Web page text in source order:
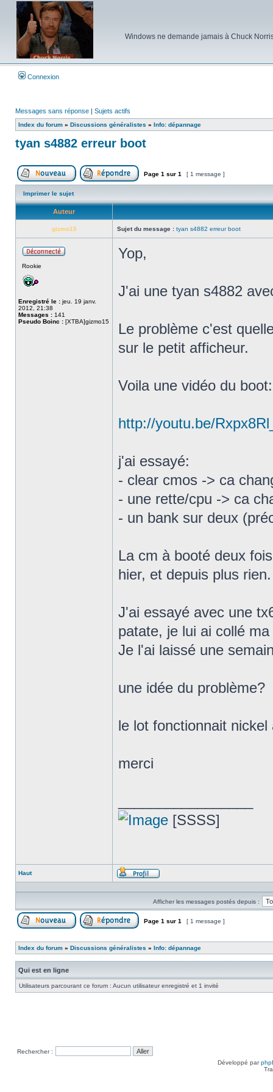
Windows ne demande jamais à Chuck
Connexion
Messages sans réponse | Sujets actifs
Index du forum » Discussions généralistes » Info: dépannage
tyan s4882 erreur boot
Poster un nouveau sujetRépondre au sujet
Page 1 sur 1 [ 1 message ]
Imprimer le sujet
Auteur
gizmo15 Sujet du message : tyan s4882 erreur boot
Rookie
Enregistré le : jeu. 19 janv.
2012, 21:38
Messages : 141
Pseudo Boinc : [XTBA]gizmo15
Yop,
J'ai une tyan s4882
Le problème c'est
sur le petit afficheur.
Voila une vidéo du boot:
http://youtu.be/
j'ai essayé:
- clear cmos -> ca
- une rette/cpu -> ca
- un bank sur deux
La cm à booté deux
hier, et depuis plus rien.
J'ai essayé avec une
patate, je lui ai collé
Je l'ai laissé une
une idée du problème?
le lot fonctionnait
merci
[SSSS]
Haut
Profil
Afficher les messages postés depuis :
Page 1 sur 1 [ 1 message ]
Index du forum » Discussions généralistes » Info: dépannage
Qui est en ligne
Utilisateurs parcourant ce forum : Aucun utilisateur enregistré et 1 invité
Rechercher :
Développé par